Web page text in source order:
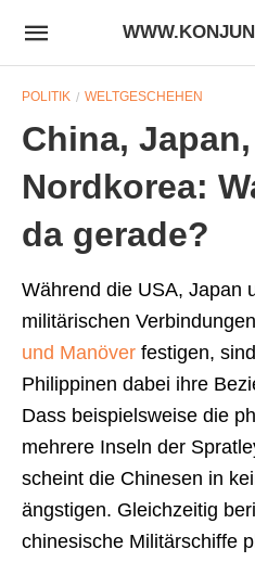
POLITIK WELTGESCHEHEN
China,
Nordkorea:
da gerade?
Während die USA, Japan
militärischen
und Manöver festigen,
Philippinen dabei ihre
Dass beispielsweise die
mehrere Inseln der
scheint die Chinesen in
ängstigen. Gleichzeitig
chinesische Militärschiffe